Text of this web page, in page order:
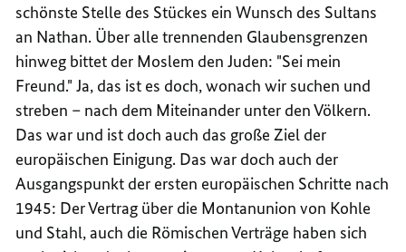
schönste Stelle des Stückes ein Wunsch des Sultans
an Nathan. Über alle trennenden Glaubensgrenzen
hinweg bittet der Moslem den Juden: "Sei mein
Freund." Ja, das ist es doch, wonach wir suchen und
streben – nach dem Miteinander unter den Völkern.
Das war und ist doch auch das große Ziel der
europäischen Einigung. Das war doch auch der
Ausgangspunkt der ersten europäischen Schritte nach
1945: Der Vertrag über die Montanunion von Kohle
und Stahl, auch die Römischen Verträge haben sich